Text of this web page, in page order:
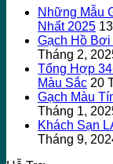
Những Mẫu
Nhất 2025
Gạch Hồ
Tháng 2,
Tổng Hợp
Màu Sắc 20
Gạch Màu
Tháng 1,
Khách Sạn
Tháng 9,